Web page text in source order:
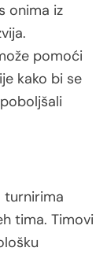
onima iz
pomoći
kako bi se
turnirima
tima. Timovi